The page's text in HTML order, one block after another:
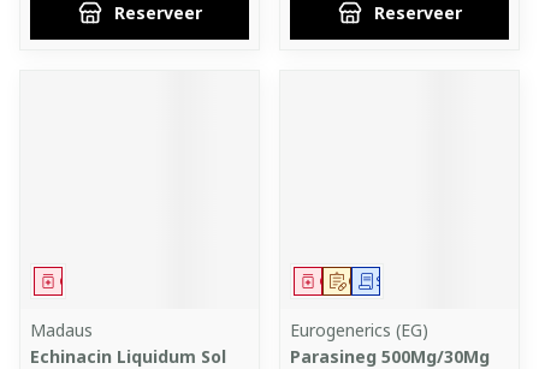
Reserveer Reserveer
Geneesmiddel
Madaus
Echinacin Liquidum Sol
Op voorschrift
GeneesmiddelSchriftelijke aanvraag
Eurogenerics (EG)
Parasineg 500Mg/30Mg